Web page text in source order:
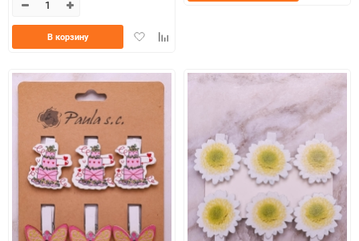
ДобавитьДобавить
В корзину